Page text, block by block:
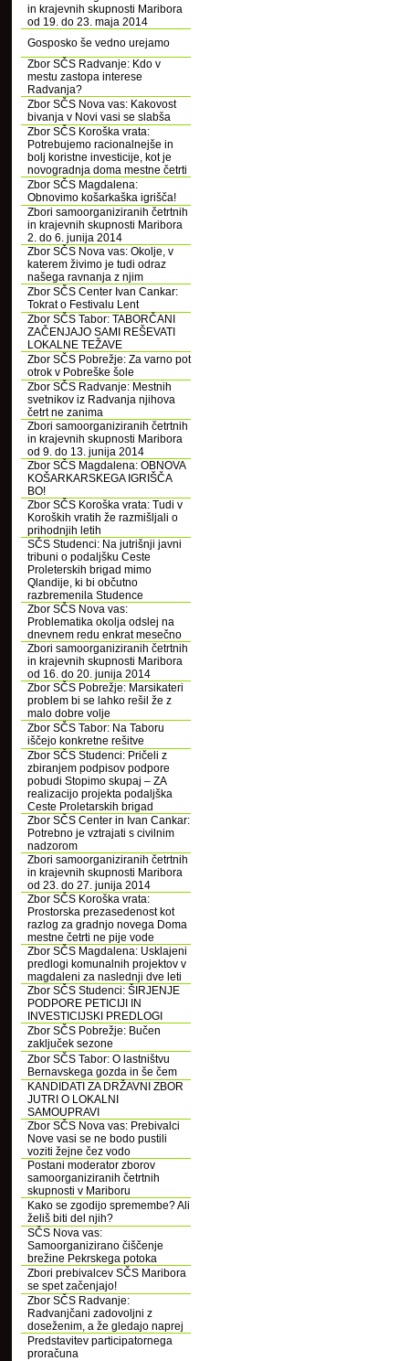
in krajevnih skupnosti Maribora
od 19. do 23. maja 2014
Gosposko še vedno urejamo
Zbor SČS Radvanje: Kdo v
mestu zastopa interese
Radvanja?
Zbor SČS Nova vas: Kakovost
bivanja v Novi vasi se slabša
Zbor SČS Koroška vrata:
Potrebujemo racionalnejše in
bolj koristne investicije, kot je
novogradnja doma mestne četrti
Zbor SČS Magdalena:
Obnovimo košarkaška igrišča!
Zbori samoorganiziranih četrtnih
in krajevnih skupnosti Maribora
2. do 6. junija 2014
Zbor SČS Nova vas: Okolje, v
katerem živimo je tudi odraz
našega ravnanja z njim
Zbor SČS Center Ivan Cankar:
Tokrat o Festivalu Lent
Zbor SČS Tabor: TABORČANI
ZAČENJAJO SAMI REŠEVATI
LOKALNE TEŽAVE
Zbor SČS Pobrežje: Za varno pot
otrok v Pobreške šole
Zbor SČS Radvanje: Mestnih
svetnikov iz Radvanja njihova
četrt ne zanima
Zbori samoorganiziranih četrtnih
in krajevnih skupnosti Maribora
od 9. do 13. junija 2014
Zbor SČS Magdalena: OBNOVA
KOŠARKARSKEGA IGRIŠČA
BO!
Zbor SČS Koroška vrata: Tudi v
Koroških vratih že razmišljali o
prihodnjih letih
SČS Studenci: Na jutrišnji javni
tribuni o podaljšku Ceste
Proleterskih brigad mimo
Qlandije, ki bi občutno
razbremenila Studence
Zbor SČS Nova vas:
Problematika okolja odslej na
dnevnem redu enkrat mesečno
Zbori samoorganiziranih četrtnih
in krajevnih skupnosti Maribora
od 16. do 20. junija 2014
Zbor SČS Pobrežje: Marsikateri
problem bi se lahko rešil že z
malo dobre volje
Zbor SČS Tabor: Na Taboru
iščejo konkretne rešitve
Zbor SČS Studenci: Pričeli z
zbiranjem podpisov podpore
pobudi Stopimo skupaj – ZA
realizacijo projekta podaljška
Ceste Proletarskih brigad
Zbor SČS Center in Ivan Cankar:
Potrebno je vztrajati s civilnim
nadzorom
Zbori samoorganiziranih četrtnih
in krajevnih skupnosti Maribora
od 23. do 27. junija 2014
Zbor SČS Koroška vrata:
Prostorska prezasedenost kot
razlog za gradnjo novega Doma
mestne četrti ne pije vode
Zbor SČS Magdalena: Usklajeni
predlogi komunalnih projektov v
magdaleni za naslednji dve leti
Zbor SČS Studenci: ŠIRJENJE
PODPORE PETICIJI IN
INVESTICIJSKI PREDLOGI
Zbor SČS Pobrežje: Bučen
zaključek sezone
Zbor SČS Tabor: O lastništvu
Bernavskega gozda in še čem
KANDIDATI ZA DRŽAVNI ZBOR
JUTRI O LOKALNI
SAMOUPRAVI
Zbor SČS Nova vas: Prebivalci
Nove vasi se ne bodo pustili
voziti žejne čez vodo
Postani moderator zborov
samoorganiziranih četrtnih
skupnosti v Mariboru
Kako se zgodijo spremembe? Ali
želiš biti del njih?
SČS Nova vas:
Samoorganizirano čiščenje
brežine Pekrskega potoka
Zbori prebivalcev SČS Maribora
se spet začenjajo!
Zbor SČS Radvanje:
Radvanjčani zadovoljni z
doseženim, a že gledajo naprej
Predstavitev participatornega
proračuna